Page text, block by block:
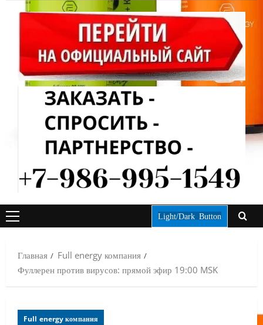
ОСНОВНОЕ
Light/Dark Button
Главная
Full energy компания
Фуллерен против вирусов: прямой эфир 19:00 MSK
Full energy компания